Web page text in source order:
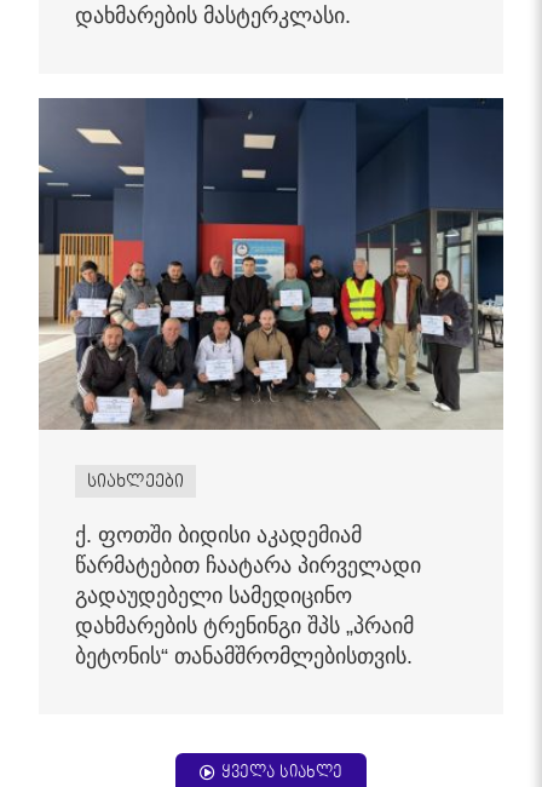
დახმარების მასტერკლასი.
სიახლეები
ქ. ფოთში ბიდისი აკადემიამ
წარმატებით ჩაატარა პირველადი
გადაუდებელი სამედიცინო
დახმარების ტრენინგი შპს „პრაიმ
ბეტონის“ თანამშრომლებისთვის.
ყველა სიახლე